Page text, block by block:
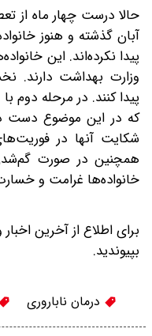
حالا درست چهار ماه از
آبان ‌گذشته و هنوز
پیدا نکرده‌اند. این
وزارت بهداشت دارند.
پیدا کنند. در مرحله دوم
که در این موضوع دست
شکایت آنها در
همچنین در صورت
خانواده‌ها غرامت و
برای اطلاع از آخرین
بپیوندید.
درمان ناباروری